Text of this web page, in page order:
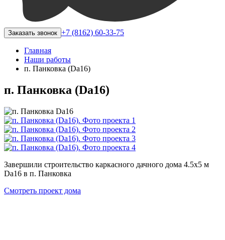
Заказать звонок +7 (8162) 60-33-75
Главная
Наши работы
п. Панковка (Da16)
п. Панковка (Da16)
Завершили строительство каркасного дачного дома 4.5х5 м
Da16 в п. Панковка
Смотреть проект дома